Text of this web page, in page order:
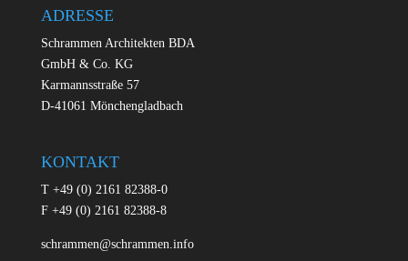
ADRESSE
Schrammen Architekten BDA
GmbH & Co. KG
Karmannsstraße 57
D-41061 Mönchengladbach
KONTAKT
T +49 (0) 2161 82388-0
F +49 (0) 2161 82388-8
schrammen@schrammen.info